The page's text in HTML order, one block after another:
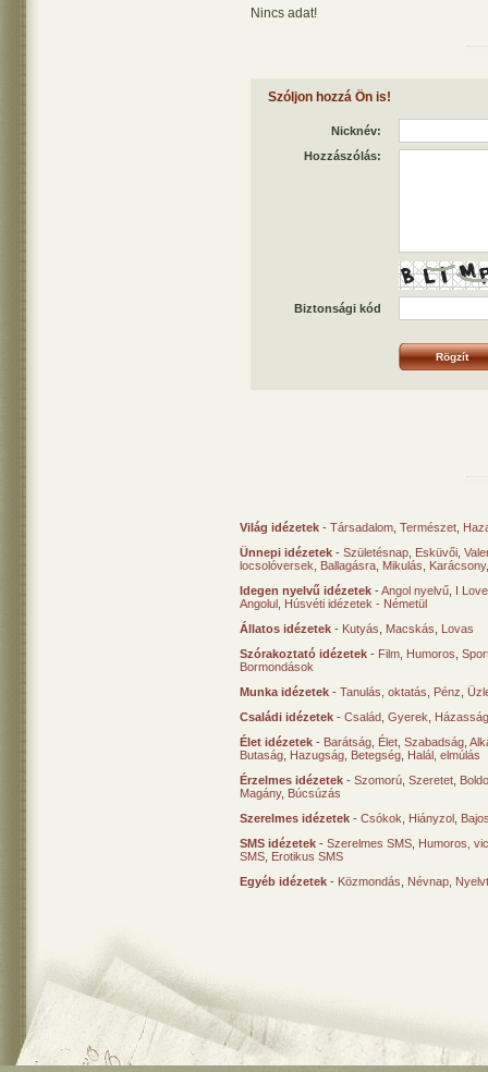
Nincs adat!
Szóljon hozzá Ön is!
Nicknév:
Hozzászólás:
Biztonsági kód
Világ idézetek - Társadalom Természet
Ünnepi idézetek - Születésnap Esküvői
locsolóversek
Ballagásra Mikulás Karácsony
Idegen nyelvű idézetek -Angol nyelvű I
Angolul Húsvéti idézetek - Németül
Állatos idézetek - Kutyás Macskás
Lovas
Szórakoztató idézetek - Film Humoros
Bormondások
Munka idézetek - Tanulás, oktatás Pénz
Családi idézetek - Család Gyerek
Élet idézetek - Barátság Élet Szabadság
Butaság Hazugság Betegség Halál, elmúlás
Érzelmes idézetek - Szomorú Szeretet
Magány, Búcsúzás
Szerelmes idézetek - Csókok Hiányzol
SMS idézetek - Szerelmes SMS Humoros,
SMS Erotikus SMS
Egyéb idézetek - Közmondás Névnap